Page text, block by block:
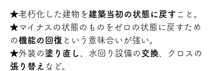
★老朽化した建物を建築当初の状態に戻す こと。
★マイナスの状態のものをゼロの状態に戻すため
の機能の回復 という意味合いが強い。
★外装の塗り直し 、水回り設備の 交換 、クロスの
張り替え など。